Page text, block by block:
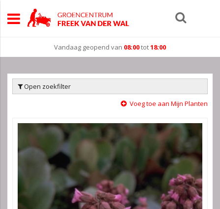
Vandaag geopend van 08:00tot18:00
Open zoekfilter
Voeg toe aan Mijn Planten